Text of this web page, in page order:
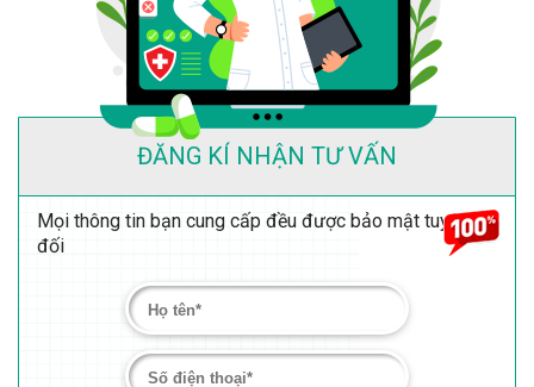
ĐĂNG KÍ NHẬN TƯ VẤN
Mọi thông tin bạn cung cấp đều được bảo mật tuyệt
đối